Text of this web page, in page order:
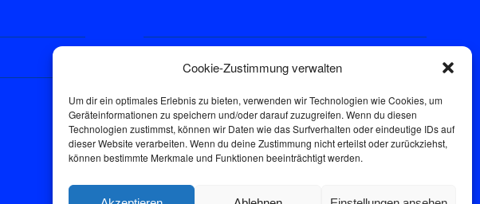
Cookie-Zustimmung verwalten
Um dir ein optimales Erlebnis zu bieten, verwenden wir Technologien wie Cookies, um
Geräteinformationen zu speichern und/oder darauf zuzugreifen. Wenn du diesen
Technologien zustimmst, können wir Daten wie das Surfverhalten oder eindeutige IDs auf
dieser Website verarbeiten. Wenn du deine Zustimmung nicht erteilst oder zurückziehst,
können bestimmte Merkmale und Funktionen beeinträchtigt werden.
Sprechstunde
Donnerstags: 17:00-18:30